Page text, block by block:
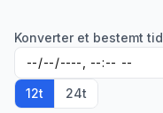
Konverter et bestemt
12t 24t